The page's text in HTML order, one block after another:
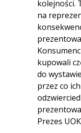
kolejności.
na
kupowali
do
przez co
Prezes